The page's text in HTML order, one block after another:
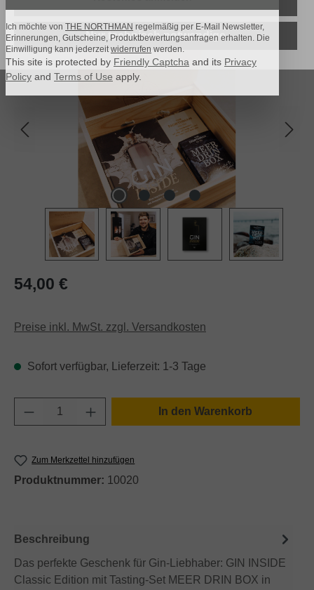
The Northman
Bildergalerie überspringen
Regulärer Preis:
54,00 €
Preise inkl. MwSt. zzgl. Versandkosten
Sofort verfügbar, Lieferzeit: 1-3 Tage
Produkt Anzahl: Gib den gewünschten
In den Warenkorb
Zum Merkzettel hinzufügen
Produktnummer: 10020
Beschreibung
Das perfekte Geschenk für Gin-Liebhaber: GIN INSIDE
Classic Edition mit Tasting-Set MEER DRIN BOX in
Nur technisch notwendige
Ich möchte von THE NORTHMAN regelmäßig per E-Mail Newsletter,
Erinnerungen, Gutscheine, Produktbewertungsanfragen erhalten. Die
Einwilligung kann jederzeitwiderrufen werden.
This site is protected by Friendly Captcha and its Privacy
Policy and Terms of Use apply.